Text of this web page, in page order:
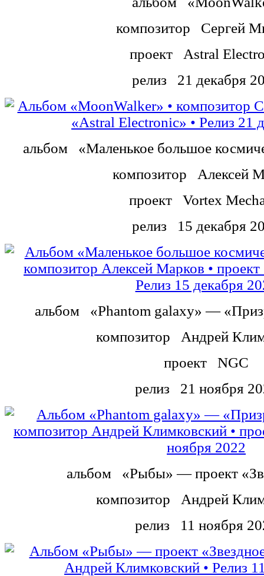
композитор
Сергей
проект
Astral
релиз
21 декабря
альбом
«Маленькое большое
композитор
Алексей
проект
Vortex
релиз
15 декабря
альбом
«Phantom galaxy» —
композитор
Андрей
проект
NGC
релиз
21 ноября
альбом «Рыбы» —проект
композитор
Андрей
релиз
11 ноября